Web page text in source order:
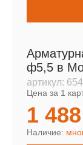
ф5,5 в
артикул:
Цена за 1
1
Наличие: